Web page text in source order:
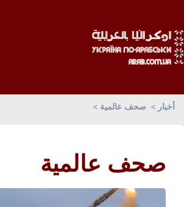
أخبار صحف عالمية
صحف عالمية